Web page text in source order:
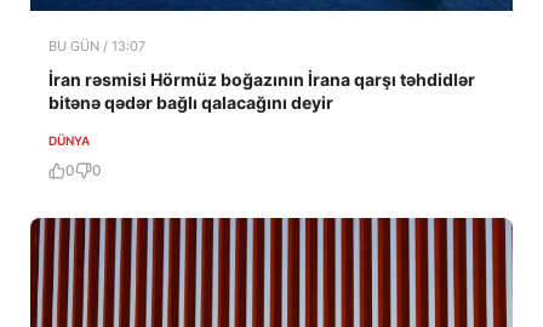
BU GÜN / 13:07
İran rəsmisi Hörmüz boğazının İrana qarşı təhdidlər
bitənə qədər bağlı qalacağını deyir
DÜNYA
0 0